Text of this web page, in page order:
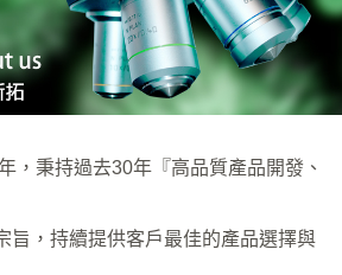
7月5日
2023-06-01
2023-03-31
...
北總公
秉持過去30年『高品質產品開發、
旨，持續提供客戶最佳的產品選擇與